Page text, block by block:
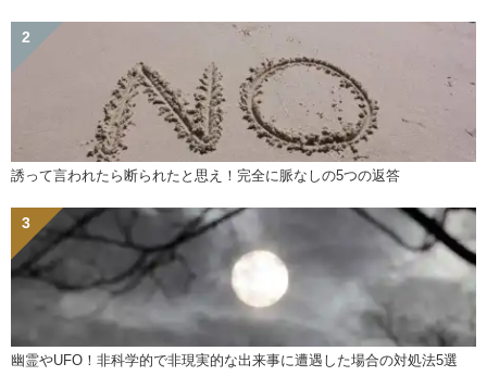
誘って言われたら断られたと思え！完全に脈なしの5つの返答
幽霊やUFO！非科学的で非現実的な出来事に遭遇した場合の対処法5選